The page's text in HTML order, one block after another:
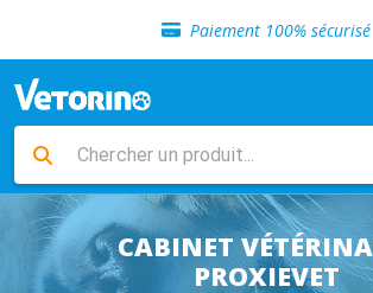
Paiement 100% sécurisé
Livraison gratuite en clinique
Sélection de croquettes
Livraison gratuite en clinique
Retour gratuit en
Sélection de croquettes
CABINET
PROXIEVET